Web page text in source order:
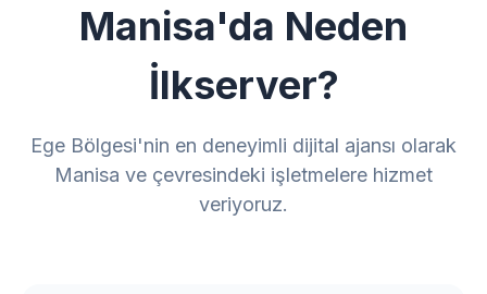
Manisa'da Neden
İlkserver?
Ege Bölgesi'nin en deneyimli dijital ajansı olarak
Manisa ve çevresindeki işletmelere hizmet
veriyoruz.